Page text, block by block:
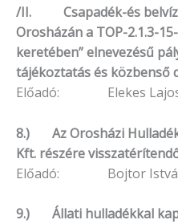
/II. Csapadék-és
Orosházán a TOP-2.1.3-
keretében” elnevezésű
tájékoztatás és közbenső
Előadó: Elekes Lajos
8.) Az Orosházi
Kft. részére
Előadó: Bojtor István
9.) Állati hulladékkal